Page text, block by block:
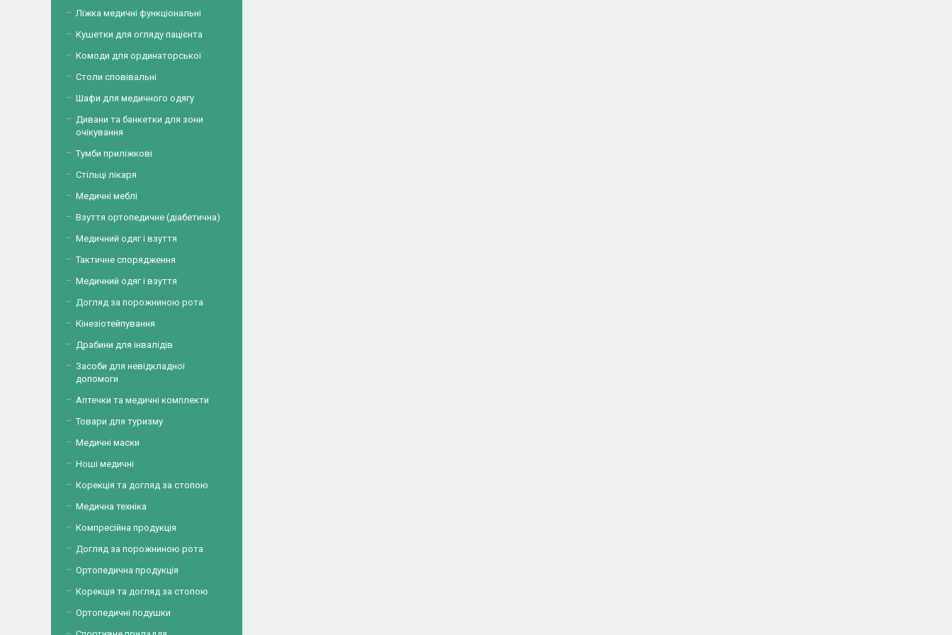
Ліжка медичні функціональні
Кушетки для огляду пацієнта
Комоди для ординаторської
Столи сповівальні
Шафи для медичного одягу
Дивани та банкетки для зони
очікування
Тумби приліжкові
Стільці лікаря
Медичні меблі
Взуття ортопедичне (діабетична)
Медичний одяг і взуття
Тактичне спорядження
Медичний одяг і взуття
Догляд за порожниною рота
Кінезіотейпування
Драбини для інвалідів
Засоби для невідкладної
допомоги
Аптечки та медичні комплекти
Товари для туризму
Медичні маски
Ноші медичні
Корекція та догляд за стопою
Медична техніка
Компресійна продукція
Догляд за порожниною рота
Ортопедична продукція
Корекція та догляд за стопою
Ортопедичні подушки